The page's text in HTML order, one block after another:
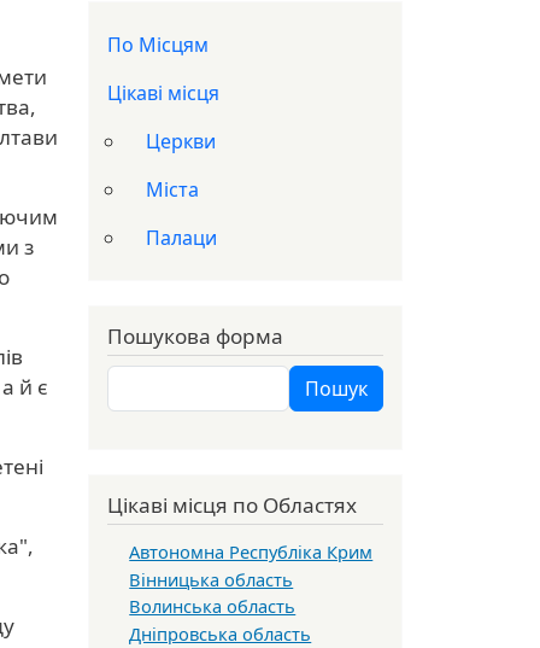
з
й є
По Місцям
Цікаві місця
Церкви
Міста
Палаци
Пошукова форма
Пошук Пошук
Цікаві місця по Областях
Автономна Республіка Крим
Вінницька область
Волинська область
Дніпровська область